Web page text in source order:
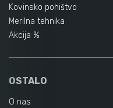
Kovinsko pohištvo
Merilna tehnika
Akcija %
OSTALO
O nas